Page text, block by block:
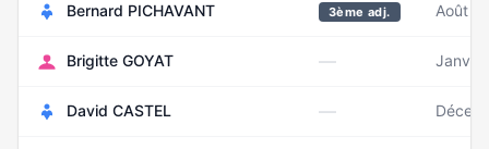
Bernard PICHAVANT 3ème adj. Août
Brigitte GOYAT —
David CASTEL —